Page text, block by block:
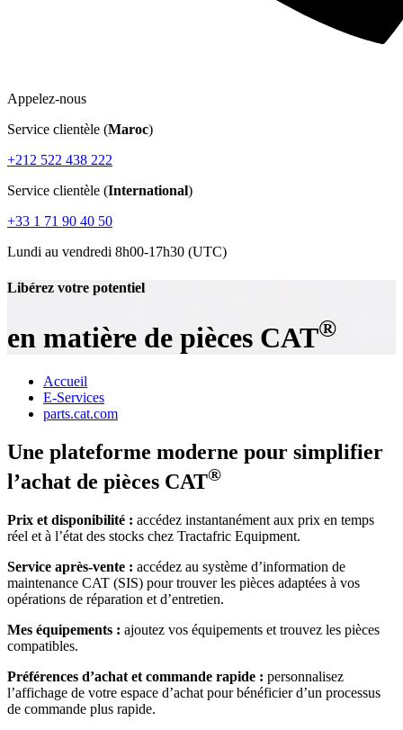
Appelez-nous
Service clientèle (Maroc)
+212 522 438 222
Service clientèle (International)
+33 1 71 90 40 50
Lundi au vendredi 8h00-17h30 (UTC)
Libérez votre potentiel
en matière de pièces CAT®
Accueil
E-Services
parts.cat.com
Une plateforme moderne pour simplifier
l’achat de pièces CAT®
Prix et disponibilité : accédez instantanément aux prix en temps
réel et à l’état des stocks chez Tractafric Equipment.
Service après-vente : accédez au système d’information de
maintenance CAT (SIS) pour trouver les pièces adaptées à vos
opérations de réparation et d’entretien.
Mes équipements : ajoutez vos équipements et trouvez les pièces
compatibles.
Préférences d’achat et commande rapide : personnalisez
l’affichage de votre espace d’achat pour bénéficier d’un processus
de commande plus rapide.